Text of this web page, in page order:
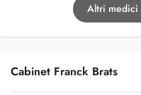
Altri medici
Cabinet Franck Brats